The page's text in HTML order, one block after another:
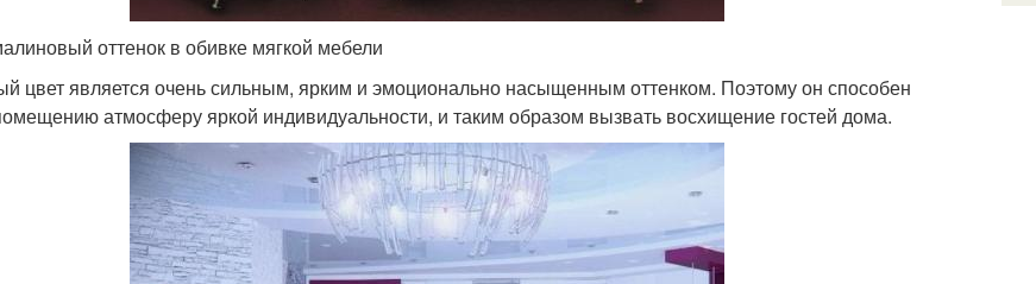
оттенок в обивке мягкой мебели
цвет является очень сильным, ярким и эмоционально насыщенным оттенком. Поэтому он способен
атмосферу яркой индивидуальности, и таким образом вызвать восхищение гостей дома.